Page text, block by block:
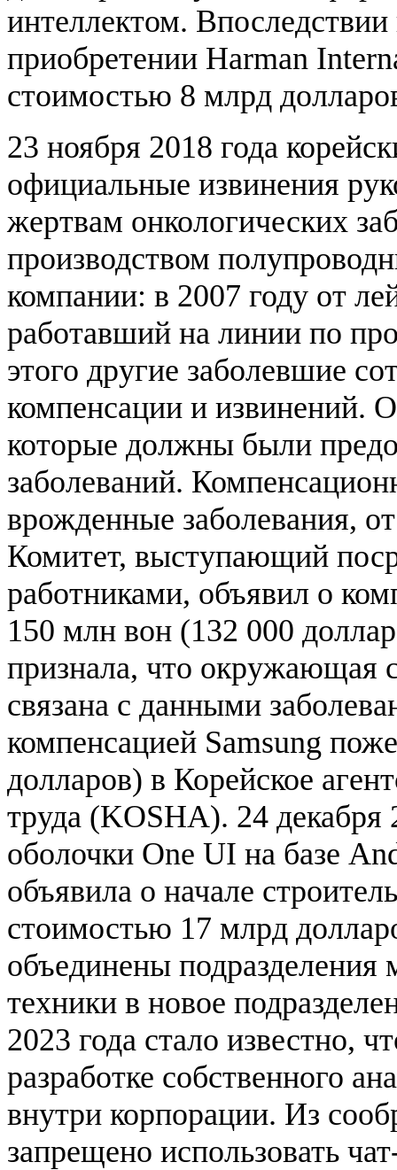
интеллектом.
приобретении Harman
стоимостью 8 млрд
23 ноября 2018 года
официальные извинения
жертвам онкологических
производством
компании: в 2007 году от
работавший на линии по
этого другие заболевшие
компенсации и извинений.
которые должны были
заболеваний.
врожденные заболевания,
Комитет, выступающий
работниками, объявил о
150 млн вон (132 000
признала, что окружающая
связана с данными
компенсацией Samsung
долларов) в Корейское
труда (KOSHA). 24 декабря
оболочки One UI на базе
объявила о начале
стоимостью 17 млрд
объединены
техники в новое
2023 года стало известно,
разработке собственного
внутри корпорации. Из
запрещено использовать